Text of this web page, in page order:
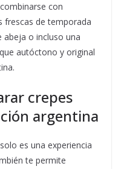
con
frescas de temporada
o incluso una
autóctono y original
crepes
argentina
es una experiencia
te permite